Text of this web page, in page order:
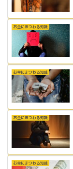
お金にまつわる知識
お金にまつわる知識
お金にまつわる知識
お金にまつわる知識